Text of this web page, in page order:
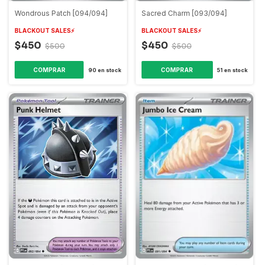
Wondrous Patch [094/094]
BLACKOUT SALES⚡️
$450 $500
COMPRAR 90 en stock
Sacred Charm [093/094]
BLACKOUT SALES⚡️
$450 $500
COMPRAR 51 en stock